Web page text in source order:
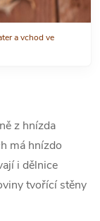
a vchod ve
z hnízda
má hnízdo
i dělnice
tvořící stěny